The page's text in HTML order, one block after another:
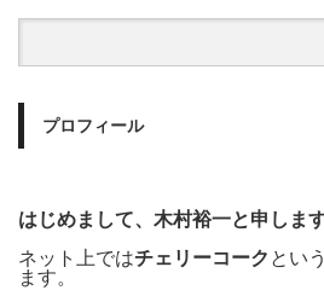
プロフィール
はじめまして、木村裕一と申します
ネット上ではチェリーコーク とい
ます。